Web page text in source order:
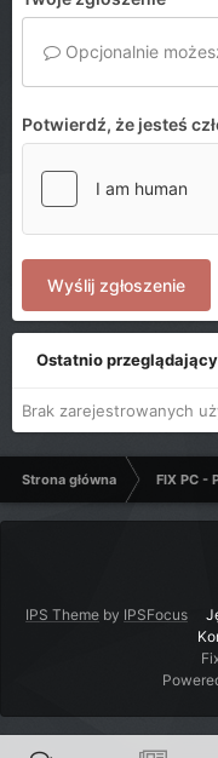
Opcjonalnie
Potwierdź, że jesteś
Wyślij zgłoszenie
Ostatnio przeglądający
Brak zarejestrowanych
Strona główna FIX PC -
IPS Theme by IPSFocus